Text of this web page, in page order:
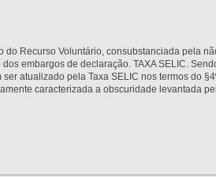
do Recurso Voluntário, consubstanciada pela
embargos de declaração. TAXA SELIC.
atualizado pela Taxa SELIC nos termos do
caracterizada a obscuridade levantada